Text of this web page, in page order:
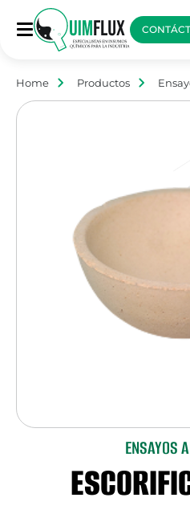
Home Productos
ENSAYOS